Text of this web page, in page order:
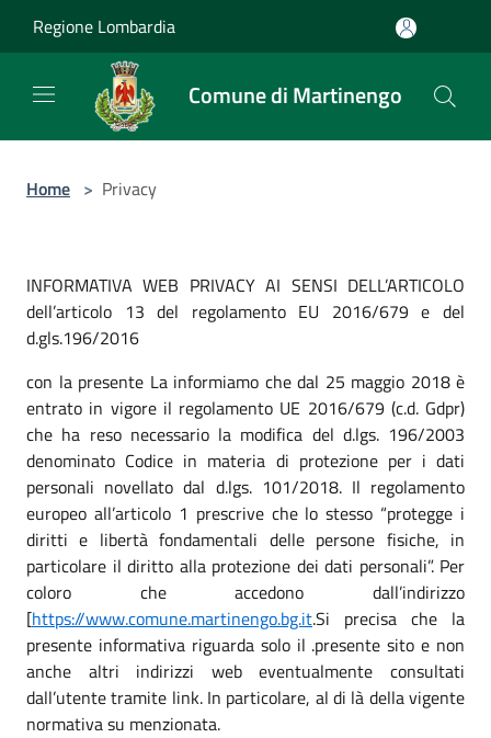
Regione Lombardia
Comune di Martinengo
Home > Privacy
INFORMATIVA WEB PRIVACY AI SENSI DELL’ARTICOLO
dell’articolo 13 del regolamento EU 2016/679 e del
d.gls.196/2016
con la presente La informiamo che dal 25 maggio 2018 è
entrato in vigore il regolamento UE 2016/679 (c.d. Gdpr)
che ha reso necessario la modifica del d.lgs. 196/2003
denominato Codice in materia di protezione per i dati
personali novellato dal d.lgs. 101/2018. Il regolamento
europeo all’articolo 1 prescrive che lo stesso “protegge i
diritti e libertà fondamentali delle persone fisiche, in
particolare il diritto alla protezione dei dati personali”. Per
coloro che accedono dall’indirizzo
[https://www.comune.martinengo.bg.it.Si precisa che la
presente informativa riguarda solo il .presente sito e non
anche altri indirizzi web eventualmente consultati
dall’utente tramite link. In particolare, al di là della vigente
normativa su menzionata.